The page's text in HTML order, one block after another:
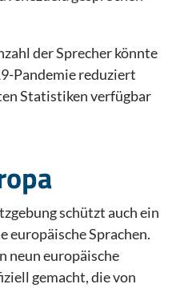
der Sprecher könnte
Pandemie reduziert
Statistiken verfügbar
schützt auch ein
europäische Sprachen.
neun europäische
gemacht, die von